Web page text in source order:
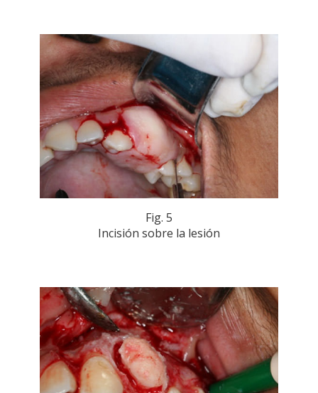
Fig. 5
Incisión sobre la lesión